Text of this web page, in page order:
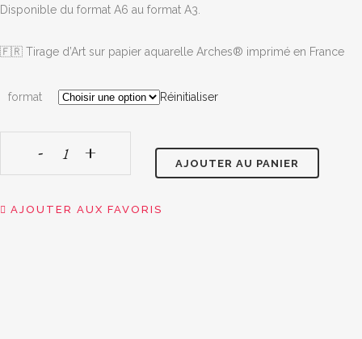
prix :
à
Disponible du format A6 au format A3.
🇫🇷 Tirage d’Art sur papier aquarelle Arches® imprimé en France
format Réinitialiser
AJOUTER AU PANIER
AJOUTER AUX FAVORIS